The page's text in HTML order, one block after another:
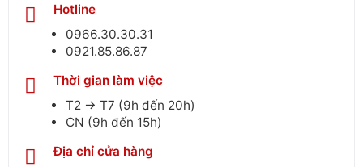
Hotline
0966.30.30.31
0921.85.86.87
Thời gian làm việc
T2 → T7 (9h đến 20h)
CN (9h đến 15h)
Địa chỉ cửa hàng